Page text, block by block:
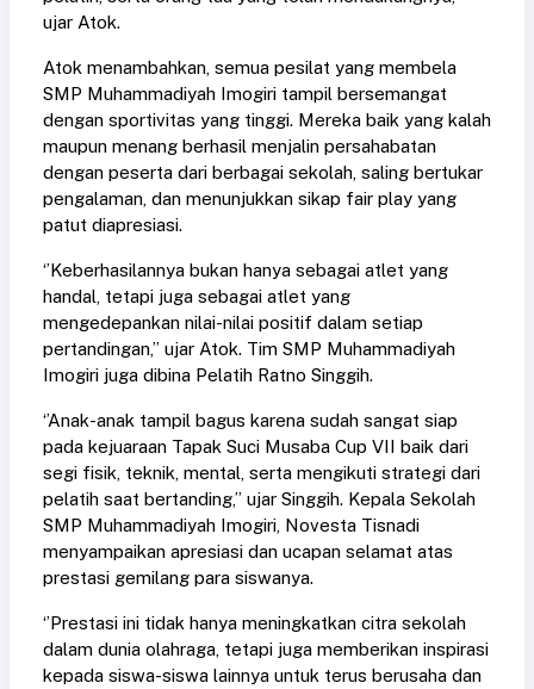
ujar Atok.
Atok menambahkan, semua pesilat yang membela
SMP Muhammadiyah Imogiri tampil bersemangat
dengan sportivitas yang tinggi. Mereka baik yang kalah
maupun menang berhasil menjalin persahabatan
dengan peserta dari berbagai sekolah, saling bertukar
pengalaman, dan menunjukkan sikap fair play yang
patut diapresiasi.
‘’Keberhasilannya bukan hanya sebagai atlet yang
handal, tetapi juga sebagai atlet yang
mengedepankan nilai-nilai positif dalam setiap
pertandingan,’’ ujar Atok. Tim SMP Muhammadiyah
Imogiri juga dibina Pelatih Ratno Singgih.
‘’Anak-anak tampil bagus karena sudah sangat siap
pada kejuaraan Tapak Suci Musaba Cup VII baik dari
segi fisik, teknik, mental, serta mengikuti strategi dari
pelatih saat bertanding,’’ ujar Singgih. Kepala Sekolah
SMP Muhammadiyah Imogiri, Novesta Tisnadi
menyampaikan apresiasi dan ucapan selamat atas
prestasi gemilang para siswanya.
‘’Prestasi ini tidak hanya meningkatkan citra sekolah
dalam dunia olahraga, tetapi juga memberikan inspirasi
kepada siswa-siswa lainnya untuk terus berusaha dan